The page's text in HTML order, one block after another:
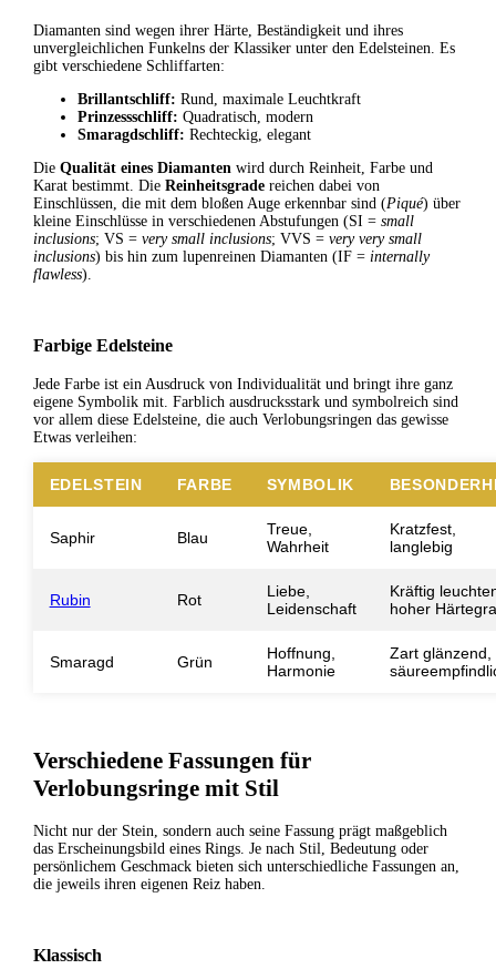
Diamanten sind wegen ihrer Härte, Beständigkeit und ihres
unvergleichlichen Funkelns der Klassiker unter den Edelsteinen. Es
gibt verschiedene Schliffarten:
Brillantschliff: Rund, maximale Leuchtkraft
Prinzessschliff: Quadratisch, modern
Smaragdschliff: Rechteckig, elegant
Die Qualität eines Diamantenwird durch Reinheit, Farbe und
Karat bestimmt. Die Reinheitsgradereichen dabei von
Einschlüssen, die mit dem bloßen Auge erkennbar sind (Piqué) über
kleine Einschlüsse in verschiedenen Abstufungen (SI = small
inclusions; VS = very small inclusions; VVS = very very small
inclusions) bis hin zum lupenreinen Diamanten (IF = internally
flawless).
Farbige Edelsteine
Jede Farbe ist ein Ausdruck von Individualität und bringt ihre ganz
eigene Symbolik mit. Farblich ausdrucksstark und symbolreich sind
vor allem diese Edelsteine, die auch Verlobungsringen das gewisse
Etwas verleihen:
EDELSTEIN FARBE SYMBOLIK
Saphir Blau
Treue,
Wahrheit
Kratzfest,
langlebig
Rubin Rot
Liebe,
Leidenschaft
Kräftig
hoher
Smaragd Grün
Hoffnung,
Harmonie
Zart glänzend,
Verschiedene Fassungen für
Verlobungsringe mit Stil
Nicht nur der Stein, sondern auch seine Fassung prägt maßgeblich
das Erscheinungsbild eines Rings. Je nach Stil, Bedeutung oder
persönlichem Geschmack bieten sich unterschiedliche Fassungen an,
die jeweils ihren eigenen Reiz haben.
Klassisch